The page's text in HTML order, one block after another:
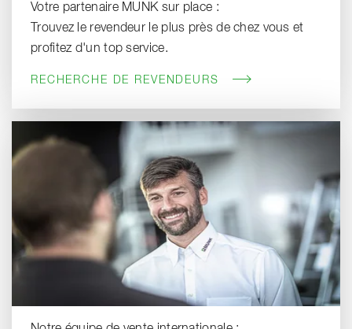
Votre partenaire MUNK sur place :
Trouvez le revendeur le plus près de chez vous et
profitez d'un top service.
RECHERCHE DE REVENDEURS